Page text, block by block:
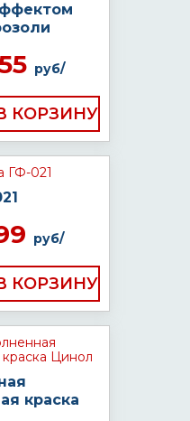
руб/
руб/
краска